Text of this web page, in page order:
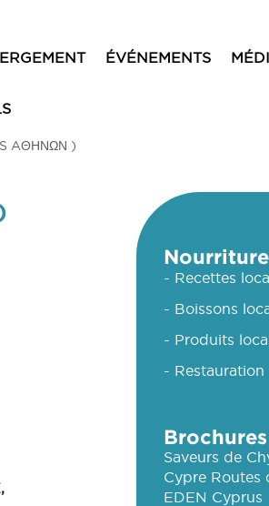
ÉVÉNEMENTS
AΘΗΝΩΝ )
- Recettes
- Boissons
- Produits
-
Saveurs de
Cypre Routes
EDEN Cyprus